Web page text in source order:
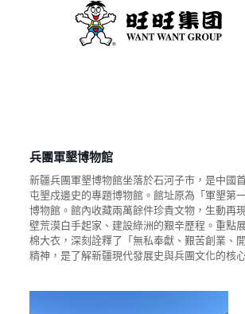
兵團軍墾博物館
新疆兵團軍墾博物館坐落於石河子市，是中國
屯墾戍邊史的專題博物館。館址原為「軍墾第
博物館。館內收藏兩萬餘件珍貴文物，生動再
壁荒漠白手起家、建設綠洲的艱辛歷程。重點
棉大衣，深刻詮釋了「無私奉獻、艱苦創業、
精神，是了解新疆現代發展史與兵團文化的核